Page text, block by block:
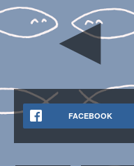
◄
FACEBOOK